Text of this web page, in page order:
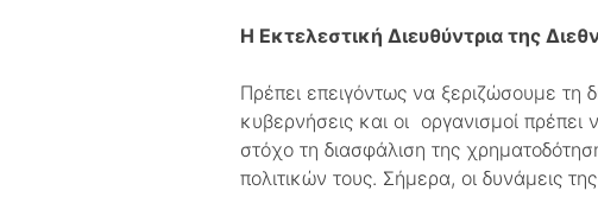
Η Εκτελεστική Διευθύντρια της
Πρέπει επειγόντως να ξεριζώσουμε τη
κυβερνήσεις και οι οργανισμοί
στόχο τη διασφάλιση της
πολιτικών τους. Σήμερα, οι δυνάμεις